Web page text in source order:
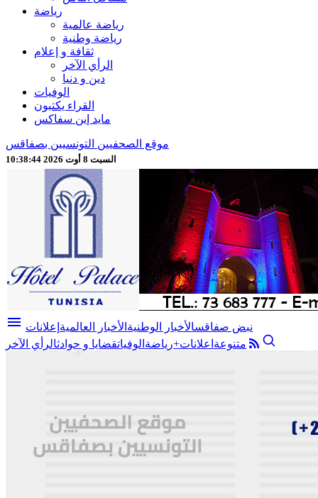
رياضة
رياضة عالمية
رياضة وطنية
ثقافة و إعلام
الرأي الآخر
دين و دنيا
الوفيات
القراء يكتبون
مايد إين سفاكس
موقع الصحفيين التونسيين بصفاقس
السبت 8 أوت 2026 10:38:46
menu نبض صفاقسالأخبار الوطنية الأخبار العالمية إعلانات
متنوعة اعلانات+رياضة الوفياتقضايا و حوادثالرأي الآخر